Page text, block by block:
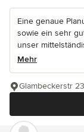
Eine genaue
sowie ein sehr
unser
Mehr
Glambeckerstr